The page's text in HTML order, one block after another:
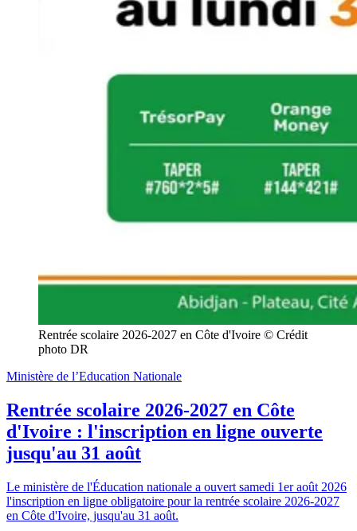
Rentrée scolaire 2026-2027 en Côte d'Ivoire © Crédit
photo DR
Ministère de l’Education Nationale
Rentrée scolaire 2026-2027 en Côte
d'Ivoire : l'inscription en ligne ouverte
jusqu'au 31 août
Le ministère de l'Éducation nationale a ouvert samedi 1er août 2026
l'inscription en ligne obligatoire pour la rentrée scolaire 2026-2027
en Côte d'Ivoire, jusqu'au 31 août.